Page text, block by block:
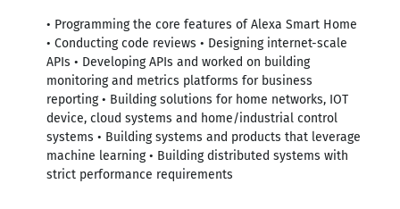
• Programming the core features of Alexa Smart Home
• Conducting code reviews • Designing internet-scale
APIs • Developing APIs and worked on building
monitoring and metrics platforms for business
reporting • Building solutions for home networks, IOT
device, cloud systems and home/industrial control
systems • Building systems and products that leverage
machine learning • Building distributed systems with
strict performance requirements